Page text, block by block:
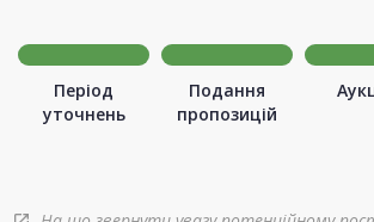
Період
уточнень
Подання
пропозицій